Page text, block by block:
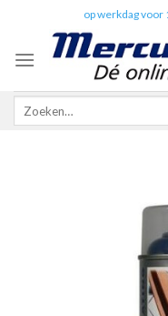
content
op werkdag voor
Zoeken